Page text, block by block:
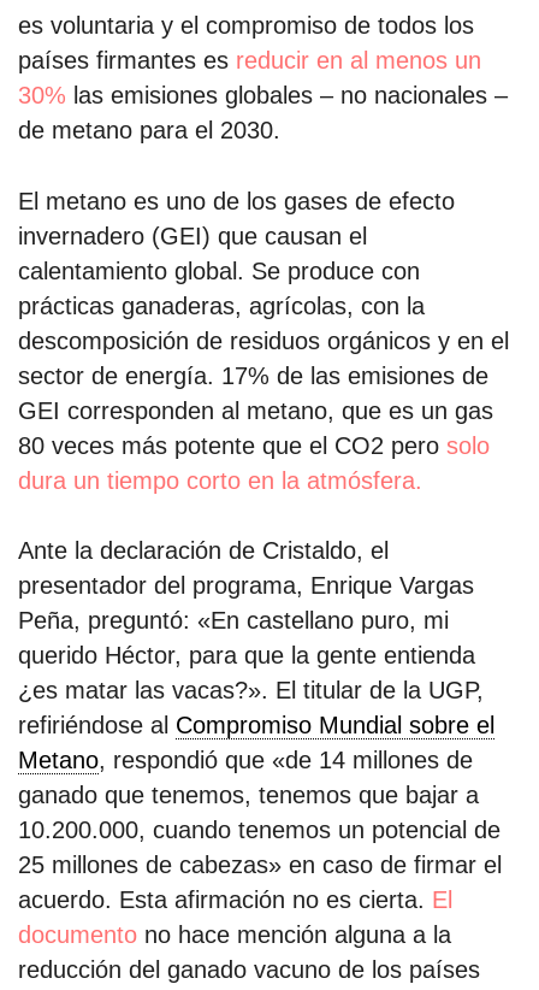
es voluntaria y el compromiso de todos los
países firmantes es reducir en al menos un
30% las emisiones globales – no nacionales –
de metano para el 2030.
El metano es uno de los gases de efecto
invernadero (GEI) que causan el
calentamiento global. Se produce con
prácticas ganaderas, agrícolas, con la
descomposición de residuos orgánicos y en el
sector de energía. 17% de las emisiones de
GEI corresponden al metano, que es un gas
80 veces más potente que el CO2 pero solo
dura un tiempo corto en la atmósfera.
Ante la declaración de Cristaldo, el
presentador del programa, Enrique Vargas
Peña, preguntó: «En castellano puro, mi
querido Héctor, para que la gente entienda
¿es matar las vacas?». El titular de la UGP,
refiriéndose al Compromiso Mundial sobre el
Metano, respondió que «de 14 millones de
ganado que tenemos, tenemos que bajar a
10.200.000, cuando tenemos un potencial de
25 millones de cabezas» en caso de firmar el
acuerdo. Esta afirmación no es cierta. El
documento no hace mención alguna a la
reducción del ganado vacuno de los países